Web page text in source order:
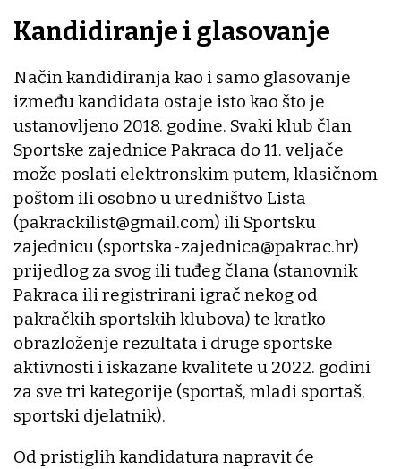
Kandidiranje i glasovanje
Način kandidiranja kao i samo glasovanje
između kandidata ostaje isto kao što je
ustanovljeno 2018. godine. Svaki klub član
Sportske zajednice Pakraca do 11. veljače
može poslati elektronskim putem, klasičnom
poštom ili osobno u uredništvo Lista
(pakrackilist@gmail.com) ili Sportsku
zajednicu (sportska-zajednica@pakrac.hr)
prijedlog za svog ili tuđeg člana (stanovnik
Pakraca ili registrirani igrač nekog od
pakračkih sportskih klubova) te kratko
obrazloženje rezultata i druge sportske
aktivnosti i iskazane kvalitete u 2022. godini
za sve tri kategorije (sportaš, mladi sportaš,
sportski djelatnik).
Od pristiglih kandidatura napravit će